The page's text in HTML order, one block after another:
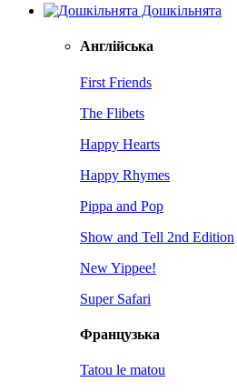
Дошкільнята
Англійська
First Friends
The Flibets
Happy Hearts
Happy Rhymes
Pippa and Pop
Show and Tell 2nd Edition
New Yippee!
Super Safari
Французька
Tatou le matou